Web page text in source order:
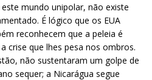
mundo unipolar, não existe
É lógico que os EUA
reconhecem que a peleia é
crise que lhes pesa nos ombros.
não sustentaram um golpe de
sequer; a Nicarágua segue